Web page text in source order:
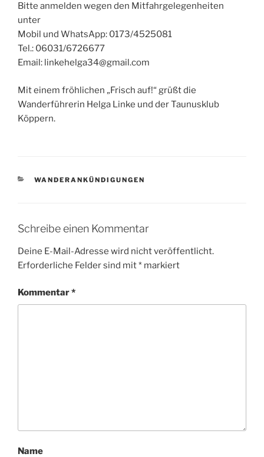
Bitte anmelden wegen den Mitfahrgelegenheiten
unter
Mobil und WhatsApp: 0173/4525081
Tel.: 06031/6726677
Email: linkehelga34@gmail.com
Mit einem fröhlichen „Frisch auf!“ grüßt die
Wanderführerin Helga Linke und der Taunusklub
Köppern.
KATEGORIEN
WANDERANKÜNDIGUNGEN
Schreibe einen Kommentar
Deine E-Mail-Adresse wird nicht veröffentlicht.
Erforderliche Felder sind mit* markiert
Kommentar*
Name